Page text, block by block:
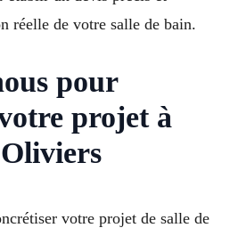
réelle de votre salle de bain.
pour
projet à
votre projet de salle de